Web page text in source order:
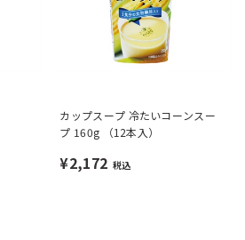
カップスープ 冷たいコーンスー
プ 160g （12本入）
¥2,172 税込